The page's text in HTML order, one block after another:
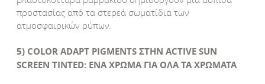
προστασίας από τα στερεά σωματίδια των
ατμοσφαιρικών ρύπων.
5) COLOR ADAPT PIGMENTS ΣΤΗΝ ACTIVE SUN
SCREEN TINTED: ΕΝΑ ΧΡΩΜΑ ΓΙΑ ΟΛΑ ΤΑ ΧΡΩΜΑΤΑ